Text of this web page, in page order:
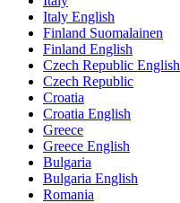
Italy English
Finland Suomalainen
Finland English
Czech Republic English
Czech Republic
Croatia
Croatia English
Greece
Greece English
Bulgaria
Bulgaria English
Romania